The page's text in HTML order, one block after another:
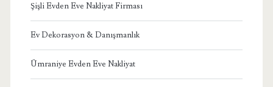
Şişli Evden Eve Nakliyat Firması
Ev Dekorasyon & Danışmanlık
Ümraniye Evden Eve Nakliyat